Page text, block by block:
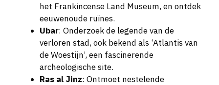
het Frankincense Land Museum, en ontdek
eeuwenoude ruïnes.
Ubar: Onderzoek de legende van de
verloren stad, ook bekend als ‘Atlantis van
de Woestijn’, een fascinerende
archeologische site.
Ras al Jinz: Ontmoet nestelende